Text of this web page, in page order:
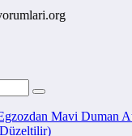
Mavi Duman